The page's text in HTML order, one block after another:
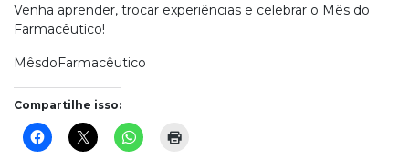
Venha aprender, trocar experiências e celebrar o Mês do
Farmacêutico!
MêsdoFarmacêutico
Compartilhe isso: